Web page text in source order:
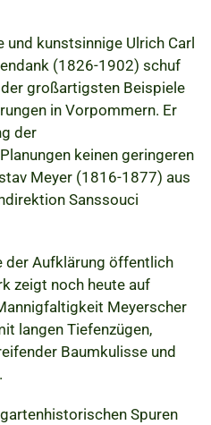
und kunstsinnige Ulrich Carl
(1826-1902) schuf
großartigsten Beispiele
in Vorpommern. Er
der
keinen geringeren
Meyer (1816-1877) aus
Sanssouci
der Aufklärung öffentlich
zeigt noch heute auf
Meyerscher
langen Tiefenzügen,
Baumkulisse und
Spuren